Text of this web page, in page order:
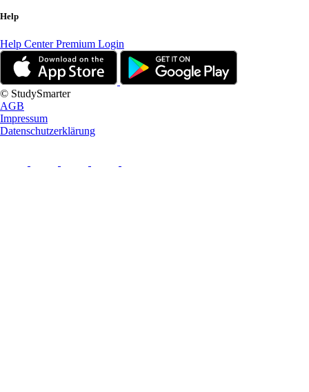
Help
Help CenterPremium Login
© StudySmarter
AGB
Impressum
Datenschutzerklärung